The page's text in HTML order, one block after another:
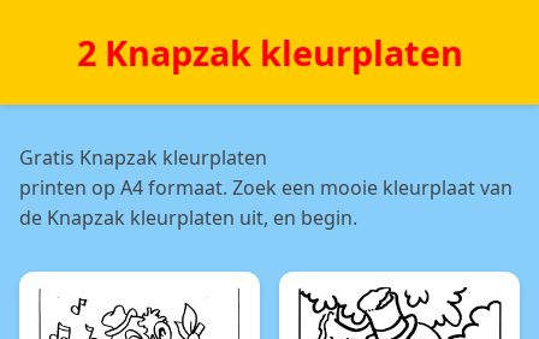
2 Knapzak kleurplaten
Gratis Knapzak kleurplaten
printen op A4 formaat. Zoek een mooie kleurplaat van
de Knapzak kleurplaten uit, en begin.